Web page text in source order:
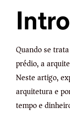
Quando se
prédio, a
Neste artigo,
arquitetura e
tempo e